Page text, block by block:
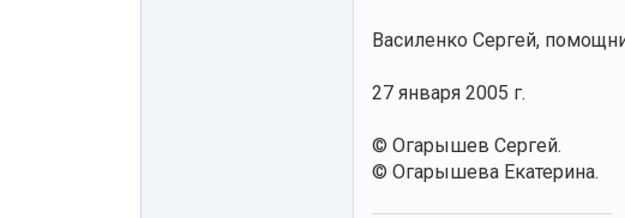
Василенко Сергей,
27 января 2005 г.
© Огарышев Сергей.
© Огарышева Екатерина.